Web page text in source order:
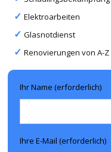
Elektroarbeiten
Glasnotdienst
Renovierungen von A-Z
Ihr Name (erforderlich)
Ihre E-Mail (erforderlich)